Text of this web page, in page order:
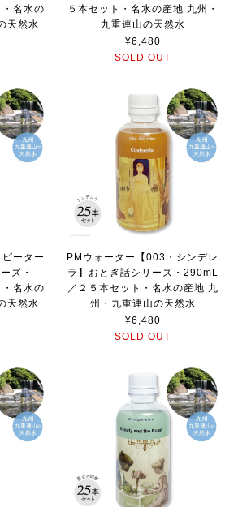
名水の
天然水
５本セット・名水の産地 九州・
九重連山の天然水
¥6,480
SOLD OUT
ーター
ズ・
名水の
天然水
PMウォーター【003・シンデレ
ラ】おとぎ話シリーズ・290mL
／２５本セット・名水の産地 九
州・九重連山の天然水
¥6,480
SOLD OUT